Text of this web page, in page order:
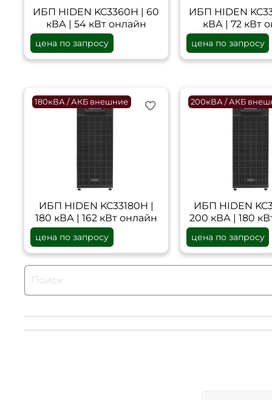
ИБП HIDEN KC3360H | 60
кВА | 54 кВт онлайн
цена по запросу
ИБП HIDEN
кВА | 72 кВт
цена по запросу
180кВА / АКБ внешние
ИБП HIDEN KC33180H |
180 кВА | 162 кВт онлайн
цена по запросу
200кВА / АКБ
ИБП HIDEN
200 кВА | 180
цена по запросу